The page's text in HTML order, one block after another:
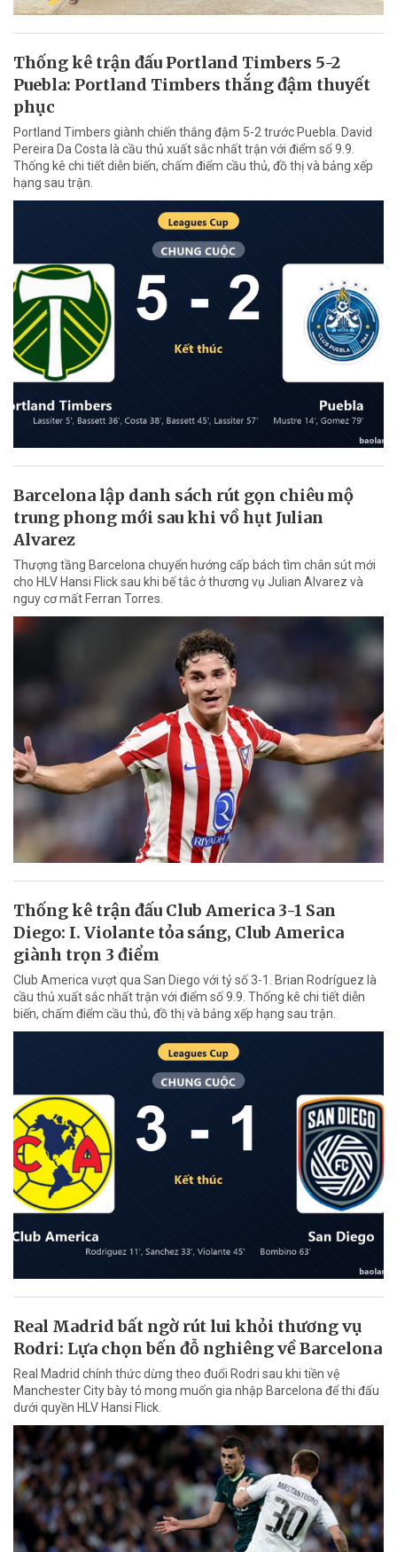
Thống kê trận đấu Portland Timbers 5-2
Puebla: Portland Timbers thắng đậm thuyết
phục
Portland Timbers giành chiến thắng đậm 5-2 trước Puebla. David
Pereira Da Costa là cầu thủ xuất sắc nhất trận với điểm số 9.9.
Thống kê chi tiết diễn biến, chấm điểm cầu thủ, đồ thị và bảng xếp
hạng sau trận.
Barcelona lập danh sách rút gọn chiêu mộ
trung phong mới sau khi vồ hụt Julian
Alvarez
Thượng tầng Barcelona chuyển hướng cấp bách tìm chân sút mới
cho HLV Hansi Flick sau khi bế tắc ở thương vụ Julian Alvarez và
nguy cơ mất Ferran Torres.
Thống kê trận đấu Club America 3-1 San
Diego: I. Violante tỏa sáng, Club America
giành trọn 3 điểm
Club America vượt qua San Diego với tỷ số 3-1. Brian Rodríguez là
cầu thủ xuất sắc nhất trận với điểm số 9.9. Thống kê chi tiết diễn
biến, chấm điểm cầu thủ, đồ thị và bảng xếp hạng sau trận.
Real Madrid bất ngờ rút lui khỏi thương vụ
Rodri: Lựa chọn bến đỗ nghiêng về Barcelona
Real Madrid chính thức dừng theo đuổi Rodri sau khi tiền vệ
Manchester City bày tỏ mong muốn gia nhập Barcelona để thi đấu
dưới quyền HLV Hansi Flick.